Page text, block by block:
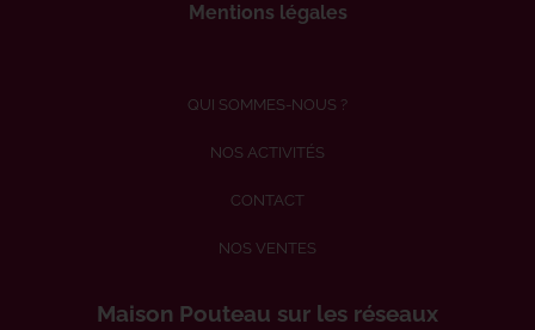
Mentions légales
QUI SOMMES-NOUS ?
NOS ACTIVITÉS
CONTACT
NOS VENTES
Maison Pouteau sur les réseaux